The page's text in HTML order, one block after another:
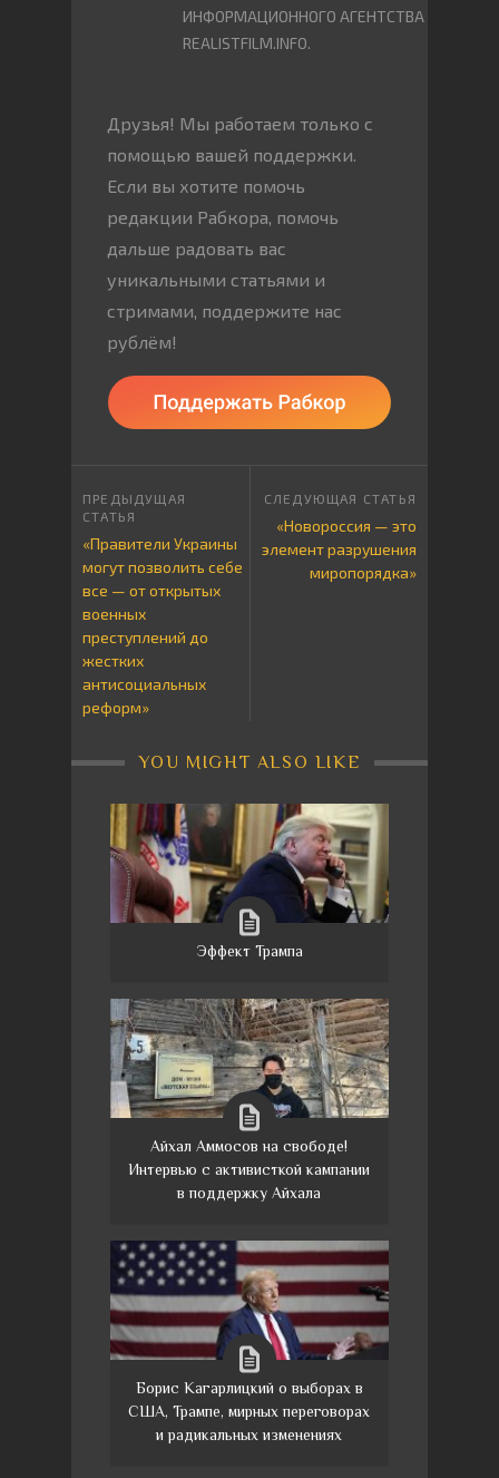
ИНФОРМАЦИОННОГО АГЕНТСТВА
REALISTFILM.INFO.
Друзья! Мы работаем только с
помощью вашей поддержки.
Если вы хотите помочь
редакции Рабкора, помочь
дальше радовать вас
уникальными статьями и
стримами, поддержите нас
рублём!
«Правители Украины
могут позволить себе
все — от открытых
военных
преступлений до
жестких
антисоциальных
реформ»
«Новороссия — это
элемент разрушения
миропорядка»
YOU MIGHT ALSO LIKE
Эффект Трампа
Айхал Аммосов на свободе!
Интервью с активисткой кампании
в поддержку Айхала
Борис Кагарлицкий о выборах в
США, Трампе, мирных переговорах
и радикальных изменениях